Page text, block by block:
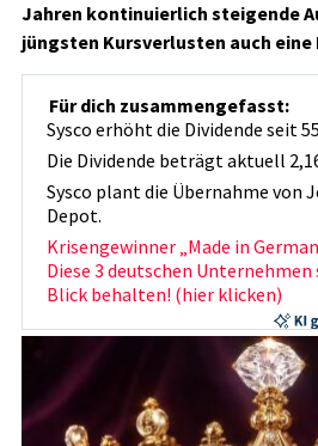
Jahren kontinuierlich steigende
jüngsten Kursverlusten auch
Für dich zusammengefasst:
Sysco erhöht die Dividende seit
Die Dividende beträgt aktuell
Sysco plant die Übernahme von
Depot.
Krisengewinner „Made in
Diese 3 deutschen
Blick behalten! (hier klicken)